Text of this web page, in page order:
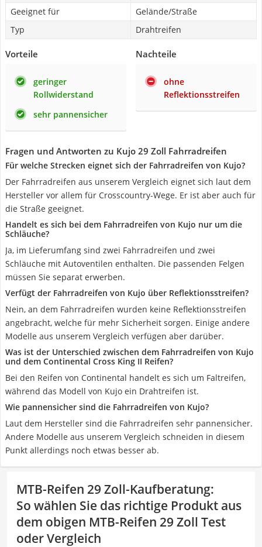
Geeignet für
Gelände/Straße
Typ
Drahtreifen
Vorteile
geringer
Rollwiderstand
sehr pannensicher
Nachteile
ohne
Reflektionsstreifen
Fragen und Antworten zu Kujo 29 Zoll Fahrradreifen
Für welche Strecken eignet sich der Fahrradreifen von Kujo?
Der Fahrradreifen aus unserem Vergleich eignet sich laut dem
Hersteller vor allem für Crosscountry-Wege. Er ist aber auch für
die Straße geeignet.
Handelt es sich bei dem Fahrradreifen von Kujo nur um die
Schläuche?
Ja, im Lieferumfang sind zwei Fahrradreifen und zwei
Schläuche mit Autoventilen enthalten. Die passenden Felgen
müssen Sie separat erwerben.
Verfügt der Fahrradreifen von Kujo über Reflektionsstreifen?
Nein, an dem Fahrradreifen wurden keine Reflektionsstreifen
angebracht, welche für mehr Sicherheit sorgen. Einige andere
Modelle aus unserem Vergleich verfügen aber darüber.
Was ist der Unterschied zwischen dem Fahrradreifen von Kujo
und dem Continental Cross King II Reifen?
Bei den Reifen von Continental handelt es sich um Faltreifen,
während das Modell von Kujo ein Drahtreifen ist.
Wie pannensicher sind die Fahrradreifen von Kujo?
Laut dem Hersteller sind die Fahrradreifen sehr pannensicher.
Andere Modelle aus unserem Vergleich schneiden in diesem
Punkt allerdings noch etwas besser ab.
MTB-Reifen 29 Zoll-Kaufberatung:
So wählen Sie das richtige Produkt aus
dem obigen MTB-Reifen 29 Zoll Test
oder Vergleich